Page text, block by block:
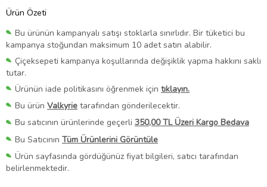
Ürün Özeti
Bu ürünün kampanyalı satışı stoklarla sınırlıdır. Bir tüketici bu
kampanya stoğundan maksimum 10 adet satın alabilir.
Çiçeksepeti kampanya koşullarında değişiklik yapma hakkını saklı
tutar.
Ürünün iade politikasını öğrenmek için tıklayın.
Bu ürün Valkyrie tarafından gönderilecektir.
Bu satıcının ürünlerinde geçerli 350,00 TL Üzeri Kargo Bedava
Bu Satıcının Tüm Ürünlerini Görüntüle
Ürün sayfasında gördüğünüz fiyat bilgileri, satıcı tarafından
belirlenmektedir.